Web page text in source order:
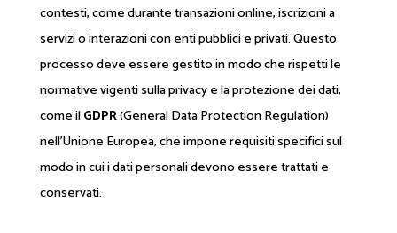
contesti, come durante transazioni online, iscrizioni a
servizi o interazioni con enti pubblici e privati. Questo
processo deve essere gestito in modo che rispetti le
normative vigenti sulla privacy e la protezione dei dati,
come ilGDPR(General Data Protection Regulation)
nell'Unione Europea, che impone requisiti specifici sul
modo in cui i dati personali devono essere trattati e
conservati.